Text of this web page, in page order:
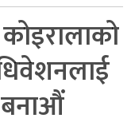
कोइरालाको